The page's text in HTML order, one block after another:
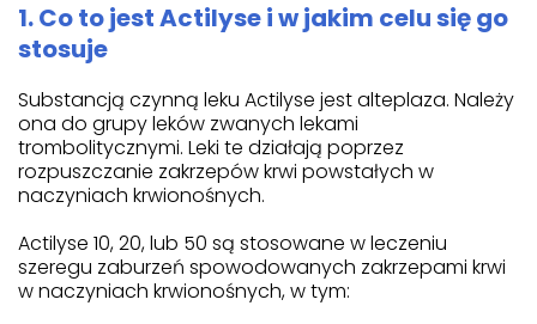
1. Co to jest Actilyse i w jakim celu się go
stosuje
Substancją czynną leku Actilyse jest alteplaza. Należy
ona do grupy leków zwanych lekami
trombolitycznymi. Leki te działają poprzez
rozpuszczanie zakrzepów krwi powstałych w
naczyniach krwionośnych.
Actilyse 10, 20, lub 50 są stosowane w leczeniu
szeregu zaburzeń spowodowanych zakrzepami krwi
w naczyniach krwionośnych, w tym: